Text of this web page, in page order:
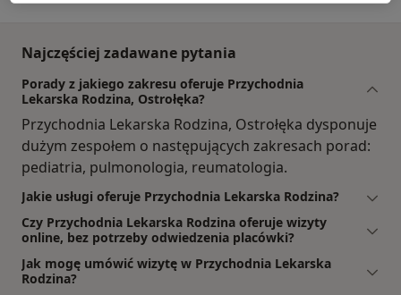
Najczęściej zadawane pytania
Porady z jakiego zakresu oferuje Przychodnia
Lekarska Rodzina, Ostrołęka?
Przychodnia Lekarska Rodzina, Ostrołęka dysponuje
dużym zespołem o następujących zakresach porad:
pediatria, pulmonologia, reumatologia.
Jakie usługi oferuje Przychodnia Lekarska Rodzina?
Czy Przychodnia Lekarska Rodzina oferuje wizyty
online, bez potrzeby odwiedzenia placówki?
Jak mogę umówić wizytę w Przychodnia Lekarska
Rodzina?